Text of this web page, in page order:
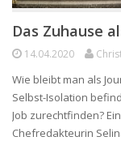
Das Zuhause
14.04.2020
Wie bleibt man als
Selbst-Isolation
Job zurechtfinden?
Chefredakteurin